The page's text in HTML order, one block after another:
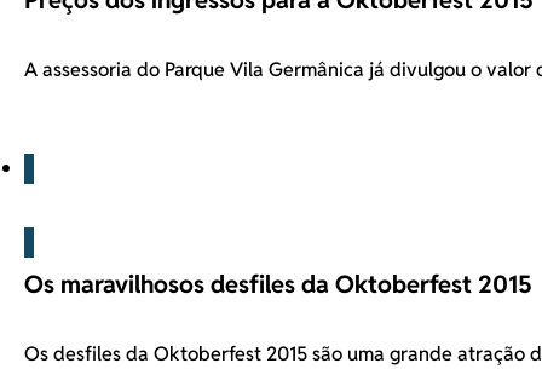
A assessoria do Parque Vila Germânica já divulgou o valor
Os maravilhosos desfiles da Oktoberfest 2015
Os desfiles da Oktoberfest 2015 são uma grande atração